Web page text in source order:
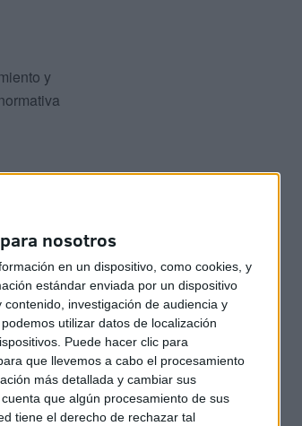
nosotros
en un dispositivo, como cookies, y
estándar enviada por un dispositivo
investigación de audiencia y
utilizar datos de localización
Puede hacer clic para
que llevemos a cabo el procesamiento
más detallada y cambiar sus
que algún procesamiento de sus
tiene el derecho de rechazar tal
y